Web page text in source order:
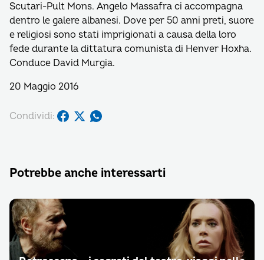
Scutari-Pult Mons. Angelo Massafra ci accompagna
dentro le galere albanesi. Dove per 50 anni preti, suore
e religiosi sono stati imprigionati a causa della loro
fede durante la dittatura comunista di Henver Hoxha.
Conduce David Murgia.
20 Maggio 2016
Condividi:
Potrebbe anche interessarti